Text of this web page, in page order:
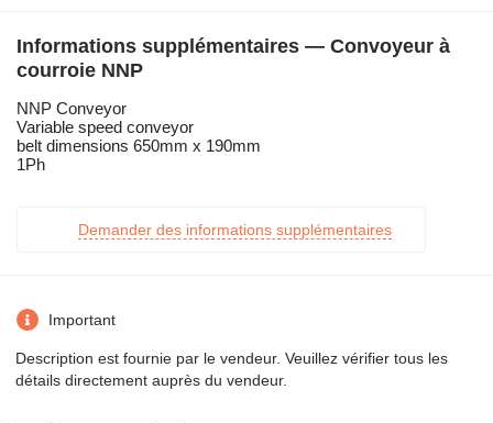
Informations supplémentaires — Convoyeur à
courroie NNP
NNP Conveyor
Variable speed conveyor
belt dimensions 650mm x 190mm
1Ph
Demander des informations supplémentaires
Important
Description est fournie par le vendeur. Veuillez vérifier tous les
détails directement auprès du vendeur.